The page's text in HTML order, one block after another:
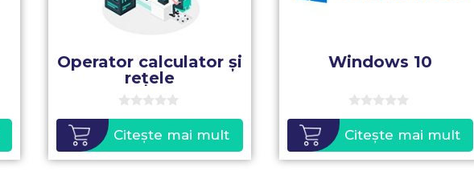
Operator calculator și
rețele
0
o
u
t
o
Citește mai mult
Windows 10
0
o
u
t
o
Citește mai mult